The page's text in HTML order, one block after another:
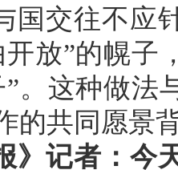
国交往不应
开放”的幌子
”。这种做法
的共同愿景
》记者：今